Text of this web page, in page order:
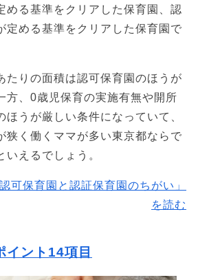
める基準をクリアした保育園、認
定める基準をクリアした保育園で
たりの面積は認可保育園のほうが
方、0歳児保育の実施有無や開所
ほうが厳しい条件になっていて、
狭く働くママが多い東京都ならで
いえるでしょう。
可保育園と認証保育園のちがい」
を読む
イント14項目